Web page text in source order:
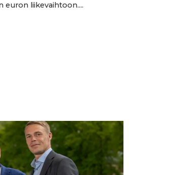
euron liikevaihtoon....